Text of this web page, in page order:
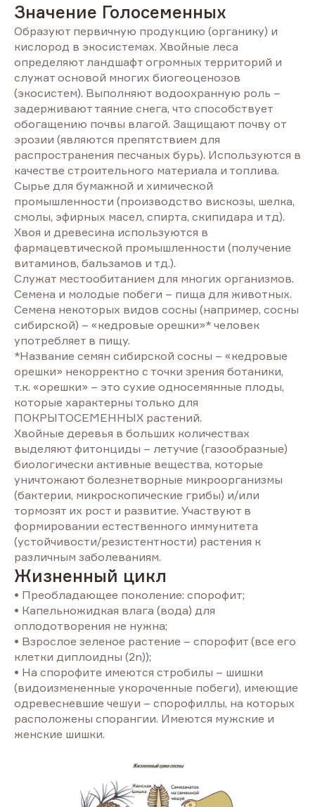
Значение Голосеменных
Образуют первичную продукцию (органику) и
кислород в экосистемах. Хвойные леса
определяют ландшафт огромных территорий и
служат основой многих биогеоценозов
(экосистем). Выполняют водоохранную роль –
задерживают таяние снега, что способствует
обогащению почвы влагой. Защищают почву от
эрозии (являются препятствием для
распространения песчаных бурь). Используются в
качестве строительного материала и топлива.
Сырье для бумажной и химической
промышленности (производство вискозы, шелка,
смолы, эфирных масел, спирта, скипидара и тд).
Хвоя и древесина используются в
фармацевтической промышленности (получение
витаминов, бальзамов и тд.).
Служат местообитанием для многих организмов.
Семена и молодые побеги – пища для животных.
Семена некоторых видов сосны (например, сосны
сибирской) – «кедровые орешки»* человек
употребляет в пищу.
*Название семян сибирской сосны – «кедровые
орешки» некорректно с точки зрения ботаники,
т.к. «орешки» – это сухие односемянные плоды,
которые характерны только для
ПОКРЫТОСЕМЕННЫХ растений.
Хвойные деревья в больших количествах
выделяют фитонциды – летучие (газообразные)
биологически активные вещества, которые
уничтожают болезнетворные микроорганизмы
(бактерии, микроскопические грибы) и/или
тормозят их рост и развитие. Участвуют в
формировании естественного иммунитета
(устойчивости/резистентности) растения к
различным заболеваниям.
Жизненный цикл
• Преобладающее поколение: спорофит;
• Капельножидкая влага (вода) для
оплодотворения не нужна;
• Взрослое зеленое растение – спорофит (все его
клетки диплоидны (2n));
• На спорофите имеются стробилы – шишки
(видоизмененные укороченные побеги), имеющие
одревесневшие чешуи – спорофиллы, на которых
расположены спорангии. Имеются мужские и
женские шишки.